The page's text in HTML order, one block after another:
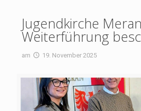
Jugendkirche
Weiterführung
am 19. November 2025